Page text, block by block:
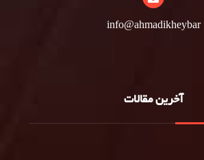
info@ahmadikheybar
آخرین مقالات